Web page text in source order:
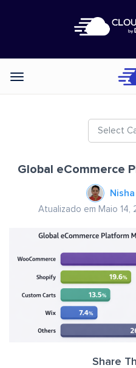
Categories
Select
Global eCommerce
Atualizado em Maio 14,
Share